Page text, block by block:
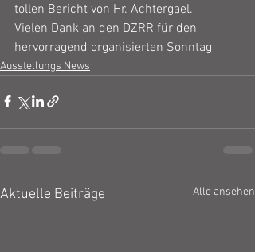
tollen Bericht von Hr. Achtergael.
Vielen Dank an den DZRR für den
hervorragend organisierten Sonntag
Ausstellungs News
Aktuelle Beiträge Alle ansehen